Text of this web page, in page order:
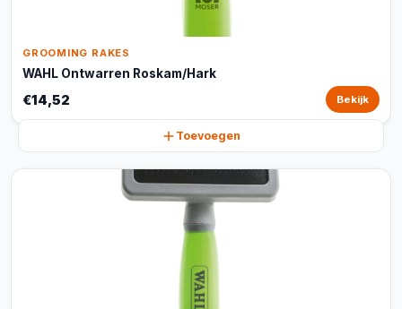
GROOMING RAKES
WAHL Ontwarren Roskam/Hark
€14,52 Bekijk
Toevoegen